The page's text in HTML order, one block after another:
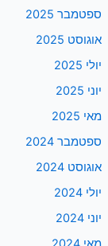
ספטמבר 2025
אוגוסט 2025
יולי 2025
יוני 2025
מאי 2025
ספטמבר 2024
אוגוסט 2024
יולי 2024
יוני 2024